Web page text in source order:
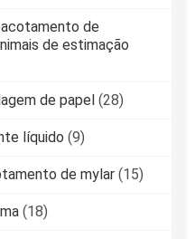
de
de estimação
de papel (28)
líquido (9)
de mylar (15)
(18)